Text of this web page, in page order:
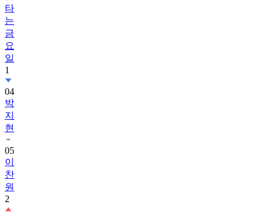
타
는
금
요
일
1
04
박
지
현
05
이
찬
원
2